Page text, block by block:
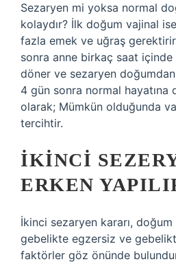
Sezaryen mi yoksa normal
kolaydır? İlk doğum vajinal
fazla emek ve uğraş
sonra anne birkaç saat içinde
döner ve sezaryen
4 gün sonra normal hayatına
olarak; Mümkün olduğunda
tercihtir.
İKINCI
ERKEN
İkinci sezaryen kararı, doğum
gebelikte egzersiz ve
faktörler göz önünde